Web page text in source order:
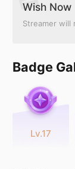
Wish Now
Streamer will
Badge
Lv.17